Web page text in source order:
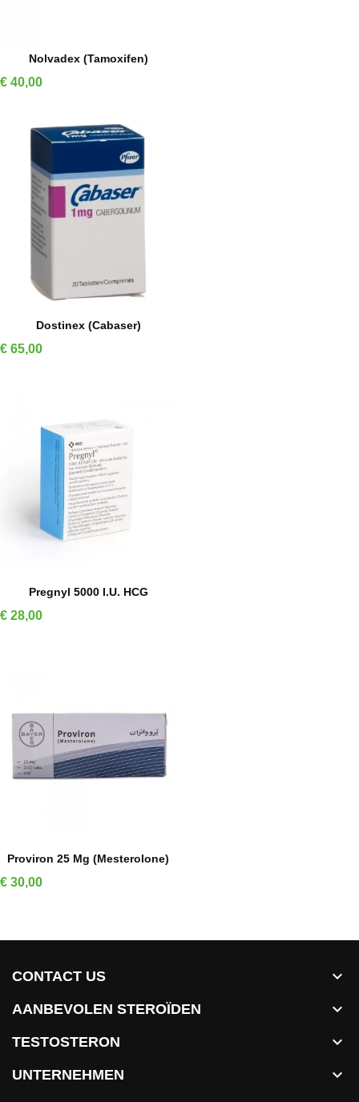
IN WINKELMAND
Nolvadex (Tamoxifen)
Prijs
€ 40,00
IN WINKELMAND
Dostinex (Cabaser)
Prijs
€ 65,00
IN WINKELMAND
Pregnyl 5000 I.U. HCG
Prijs
€ 28,00
IN WINKELMAND
Proviron 25 Mg (Mesterolone)
Prijs
€ 30,00
CONTACT US 
AANBEVOLEN STEROÏDEN 
TESTOSTERON 
UNTERNEHMEN 